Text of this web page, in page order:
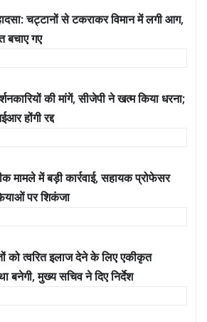
चट्टानों से टकराकर विमान में लगी आग,
बचाए गए
की मांगें, सीजेपी ने खत्म किया धरना;
होंगी रद्द
मामले में बड़ी कार्रवाई, सहायक प्रोफेसर
पर शिकंजा
को त्वरित इलाज देने के लिए एकीकृत
बनेगी, मुख्य सचिव ने दिए निर्देश